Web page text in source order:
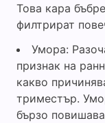
Това кара
филтрират
Умора:
признак на
какво
триместър.
бързо